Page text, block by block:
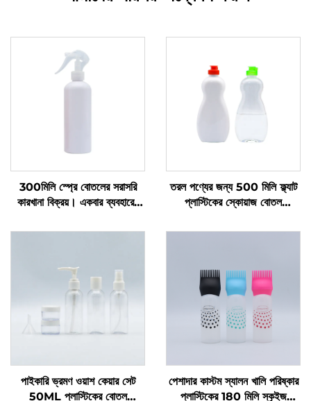
300মিলি স্প্রে বোতলের সরাসরি
কারখানা বিক্রয়। একবার ব্যবহারের
প্লাস্টিকের বোতল
তরল পণ্যের জন্য 500 মিলি ফ্ল্যাট
প্লাস্টিকের স্কোয়াজ বোতল
প্লাস্টিকের বোতল ডিশ সোপ এবং পেট
পাইকারি ভ্রমণ ওয়াশ কেয়ার সেট
50ML প্লাস্টিকের বোতল
পেশাদার কাস্টম স্যালন খালি পরিষ্কার
প্লাস্টিকের 180 মিলি স্কুইজ